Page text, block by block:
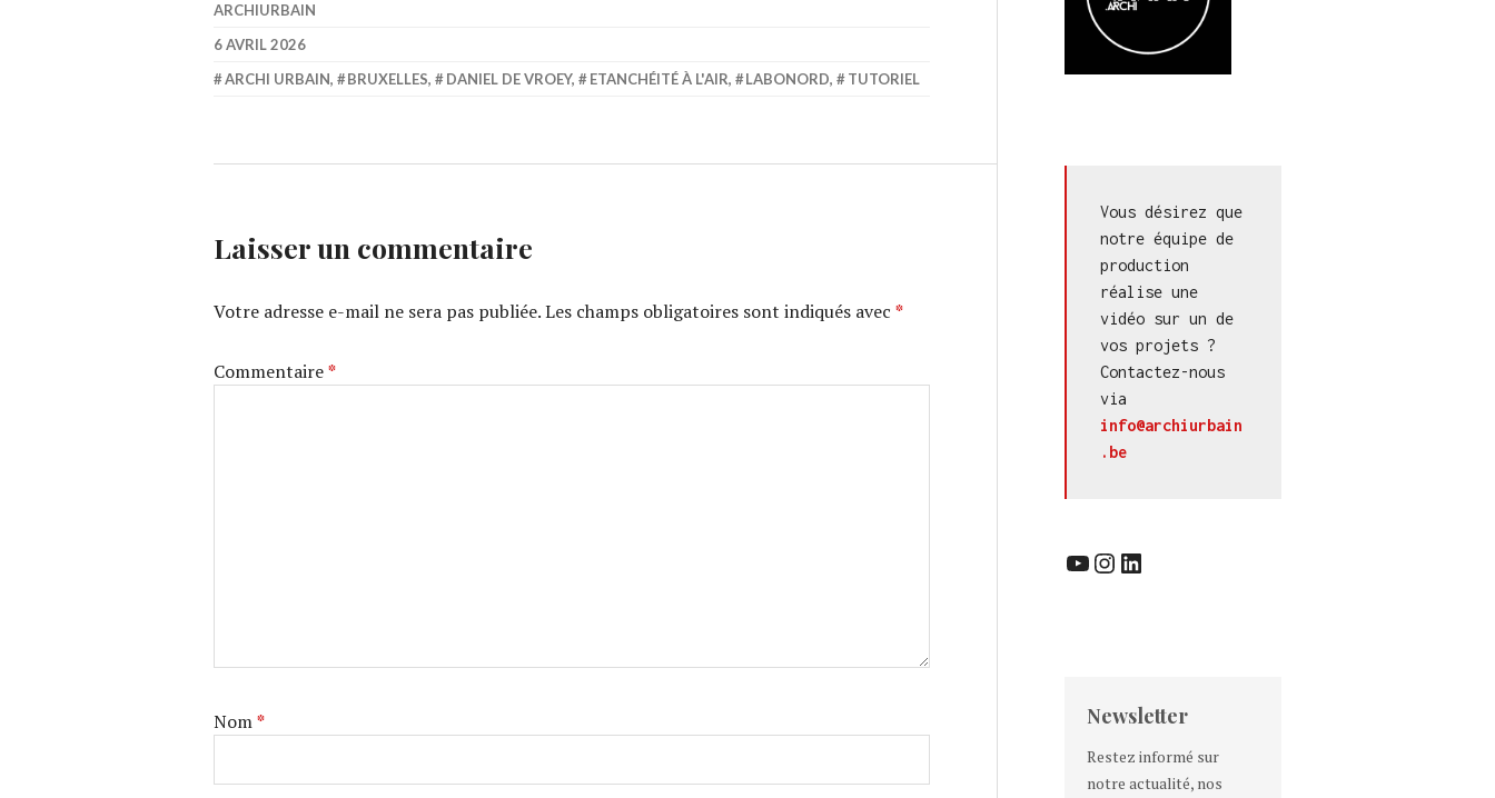
ARCHIURBAIN
6 AVRIL 2026
ARCHI URBAIN, BRUXELLES, DANIEL DE VROEY, ETANCHÉITÉ À L'AIR, LABONORD, TUTORIEL
Laisser un commentaire
Votre adresse e-mail ne sera pas publiée.Les champs obligatoires sont indiqués avec *
Commentaire*
Nom*
Vous désirez que
notre équipe de
production
réalise une
vidéo sur un de
vos projets ?
Contactez-nous
info@archiurbain
.be
YouTube InstagramLinkedIn
Newsletter
Restez informé sur
notre actualité, nos